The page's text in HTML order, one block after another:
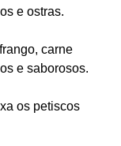
e ostras.
carne
e saborosos.
os petiscos